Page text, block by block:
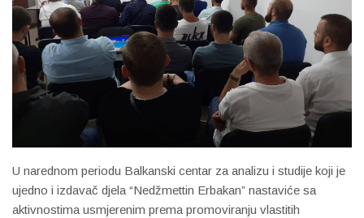
U narednom periodu Balkanski centar za analizu i studije koji je
ujedno i izdavač djela “Nedžmettin Erbakan” nastaviće sa
aktivnostima usmjerenim prema promoviranju vlastitih